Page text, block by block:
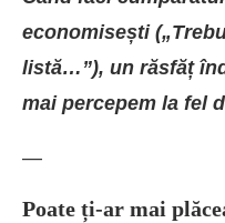
economisești
listă…”), un răsfăț
mai percepem la fel
—
Poate ți-ar mai